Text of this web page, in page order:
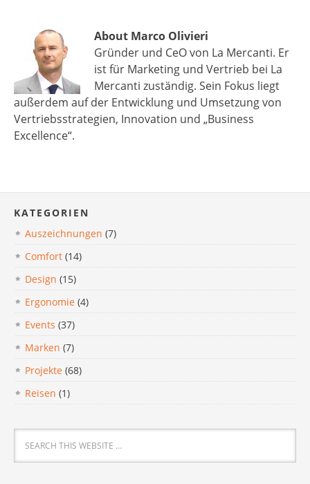
About Marco Olivieri
Gründer und CeO von La Mercanti. Er
ist für Marketing und Vertrieb bei La
Mercanti zuständig. Sein Fokus liegt
außerdem auf der Entwicklung und Umsetzung von
Vertriebsstrategien, Innovation und „Business
Excellence“.
KATEGORIEN
Auszeichnungen (7)
Comfort (14)
Design (15)
Ergonomie (4)
Events (37)
Marken (7)
Projekte (68)
Reisen (1)